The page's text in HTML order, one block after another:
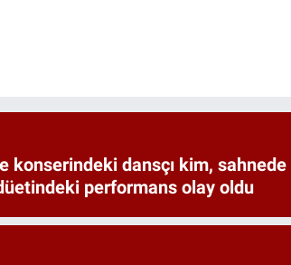
konserindeki dansçı kim, sahnede
performans olay oldu